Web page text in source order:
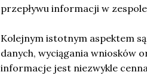
przepływu informacji w
Kolejnym istotnym aspektem są
danych, wyciągania wniosków
informacje jest niezwykle